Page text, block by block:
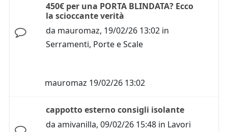
450€ per una PORTA BLINDATA? Ecco
la scioccante verità
da mauromaz, 19/02/26 13:02 in
Serramenti, Porte e Scale
mauromaz 19/02/26 13:02
cappotto esterno consigli isolante
da amivanilla, 09/02/26 15:48 in Lavori